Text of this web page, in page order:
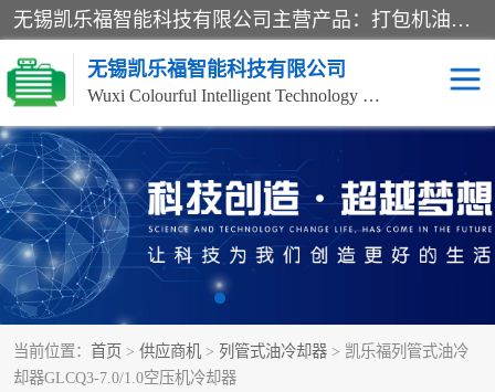
无锡凯乐福智能科技有限公司主营产品：打包机油泵、风冷式油冷却器、液压阀、液压泵、冷却器、过滤器及气动元器件。公司主导生产齿轮泵、齿轮马达、液压阀等产品。共计100多个系列、3000余种规格。覆盖了液压系统的动力元件、控制元件和执行元件，具备较强的成套供货、服务能力。
无锡凯乐福智能科技有限公司
Wuxi Colourful Intelligent Technology Co., Ltd
当前位置： 首页 > 供应商机 > 列管式油冷却器 > 凯乐福列管式油冷
却器GLCQ3-7.0/1.0空压机冷却器
齿轮泵 机床冷却泵
风冷式油冷却器 叶片泵
液压马达
柱塞泵 方向阀